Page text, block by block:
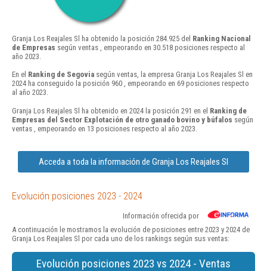
Granja Los Reajales Sl ha obtenido la posición 284.925 del Ranking Nacional
de Empresas según ventas , empeorando en 30.518 posiciones respecto al
año 2023.
En el Ranking de Segovia según ventas, la empresa Granja Los Reajales Sl en
2024 ha conseguido la posición 960 , empeorando en 69 posiciones respecto
al año 2023.
Granja Los Reajales Sl ha obtenido en 2024 la posición 291 en el Ranking de
Empresas del Sector Explotación de otro ganado bovino y búfalos según
ventas , empeorando en 13 posiciones respecto al año 2023.
Acceda a toda la información de Granja Los Reajales Sl
Evolución posiciones 2023 - 2024
Información ofrecida por
A continuación le mostramos la evolución de posiciones entre 2023 y 2024 de
Granja Los Reajales Sl por cada uno de los rankings según sus ventas:
Evolución posiciones 2023 vs 2024 - Ventas